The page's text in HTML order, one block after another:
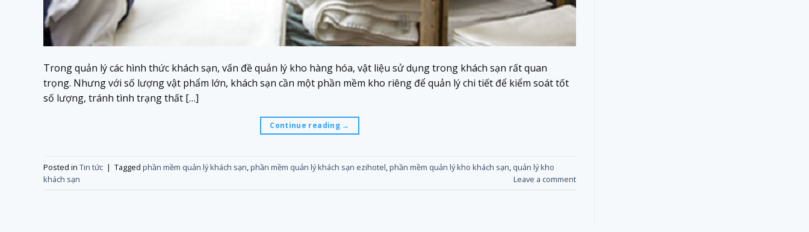
Trong quản lý các hình thức khách sạn, vấn đề quản lý kho hàng hóa, vật liệu sử dụng trong khách sạn rất quan
trọng. Nhưng với số lượng vật phẩm lớn, khách sạn cần một phần mềm kho riêng để quản lý chi tiết để kiểm soát tốt
số lượng, tránh tình trạng thất […]
Continue reading →
Posted in Tin tức | Tagged phần mềm quản lý khách sạn,phần mềm quản lý khách sạn ezihotel,phần mềm quản lý kho khách sạn, quản lý kho
khách sạn
Leave a comment